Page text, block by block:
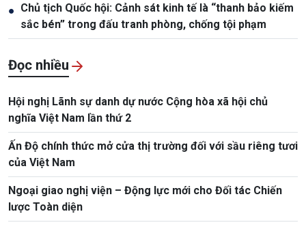
● Chủ tịch Quốc hội: Cảnh sát kinh tế là “thanh bảo kiếm
sắc bén” trong đấu tranh phòng, chống tội phạm
Đọc nhiều
Hội nghị Lãnh sự danh dự nước Cộng hòa xã hội chủ
nghĩa Việt Nam lần thứ 2
Ấn Độ chính thức mở cửa thị trường đối với sầu riêng tươi
của Việt Nam
Ngoại giao nghị viện – Động lực mới cho Đối tác Chiến
lược Toàn diện